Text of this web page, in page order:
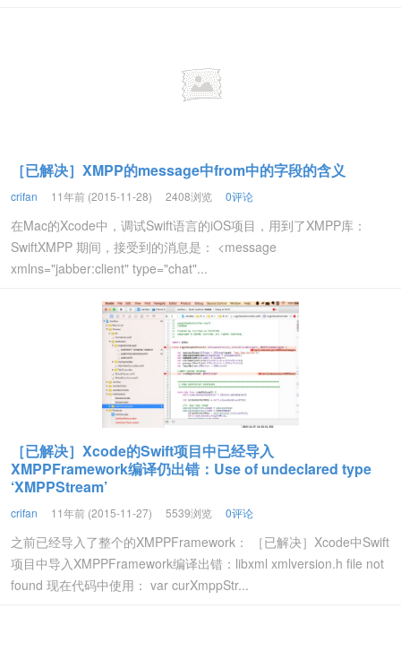
［已解决］XMPP的message中from中的字段的含义
crifan 11年前 (2015-11-28) 2408浏览 0评论
在Mac的Xcode中，调试Swift语言的iOS项目，用到了XMPP库：
SwiftXMPP 期间，接受到的消息是： <message
xmlns="jabber:client" type="chat"...
［已解决］Xcode的Swift项目中已经导入
XMPPFramework编译仍出错：Use of undeclared type
‘XMPPStream’
crifan 11年前 (2015-11-27) 5539浏览 0评论
之前已经导入了整个的XMPPFramework： ［已解决］Xcode中Swift
项目中导入XMPPFramework编译出错：libxml xmlversion.h file not
found 现在代码中使用： var curXmppStr...